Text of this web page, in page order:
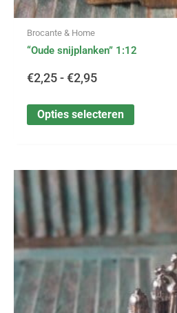
Brocante & Home
“Oude snijplanken” 1:12
€2,25 - €2,95
Opties selecteren
Prijsklasse:
tot
Dit
meerdere
variaties.
Deze
optie
kan
gekozen